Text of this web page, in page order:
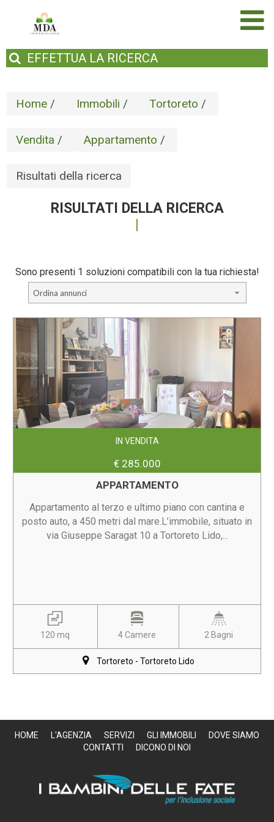
EFFETTUA LA RICERCA
Home / Immobili / Tortoreto /
Vendita / Appartamento /
Risultati della ricerca
RISULTATI DELLA RICERCA
Sono presenti 1 soluzioni compatibili con la tua richiesta!
Ordina annunci
IN VENDITA
€ 285.000
APPARTAMENTO
Appartamento al terzo e ultimo piano con cantina e
posto auto, a 450 metri dal mare.L’immobile, situato in
via Giuseppe Saragat 10 a Tortoreto Lido,...
120 mq 4 Camere 2 Bagni
Tortoreto - Tortoreto Lido
HOME L'AGENZIA SERVIZI GLI IMMOBILI
DOVE SIAMO
CONTATTI
DICONO DI NOI